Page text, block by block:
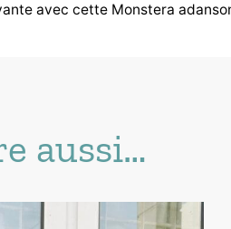
avec cette Monstera
aussi…